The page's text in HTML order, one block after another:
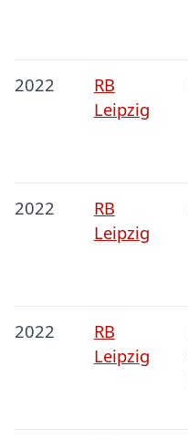
2022
RB
Leipzig
2022
RB
Leipzig
2022
RB
Leipzig